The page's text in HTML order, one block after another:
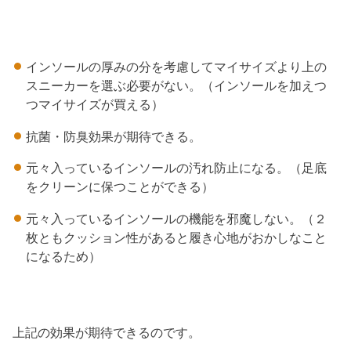
インソールの厚みの分を考慮してマイサイズより上の
スニーカーを選ぶ必要がない。（インソールを加えつ
つマイサイズが買える）
抗菌・防臭効果が期待できる。
元々入っているインソールの汚れ防止になる。（足底
をクリーンに保つことができる）
元々入っているインソールの機能を邪魔しない。（２
枚ともクッション性があると履き心地がおかしなこと
になるため）
上記の効果が期待できるのです。